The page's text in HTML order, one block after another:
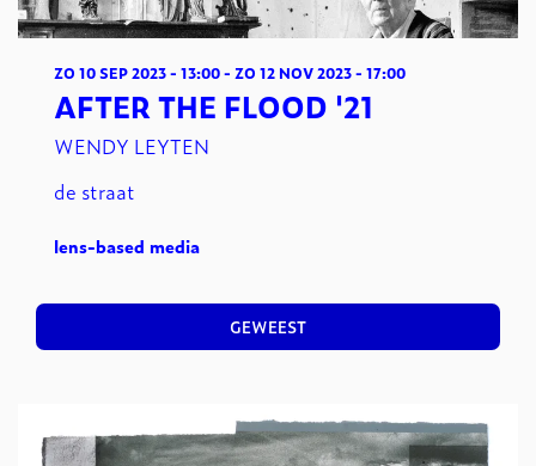
AFTER THE FLOOD '21
WENDY LEYTEN
ZO 10 SEP 2023- 13:00- ZO 12 NOV 2023- 17:00
de straat
lens-based media
GEWEEST